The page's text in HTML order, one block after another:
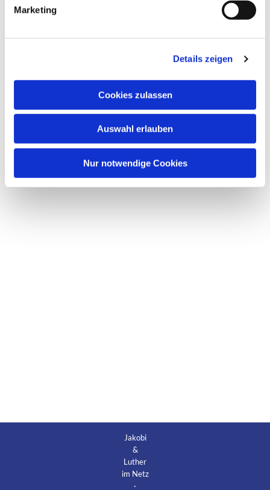
Marketing
Details zeigen
Cookies zulassen
Auswahl erlauben
Nur notwendige Cookies
Dies könnte Sie auch
interessieren
Jakobi
&
Luther
im Netz
·